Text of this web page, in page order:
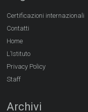
Certificazioni internazionali
Contatti
Home
L’Istituto
Privacy Policy
Staff
Archivi